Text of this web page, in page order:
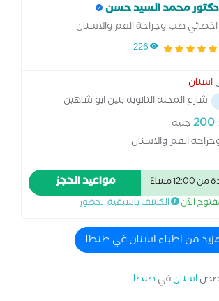
دكتور محمد السيد حسن
اخصائي طب وجراحة الفم والاسنان
226
اسنان
شارع المحله الثانويه بنين ابو شاهين
200جنيه
الفم والاسنان
مساءً مواعيد الحجز
الآن الكشف باسبقية الحضور
من اطباء اسنان في طنطا
اسنانفيطنطا